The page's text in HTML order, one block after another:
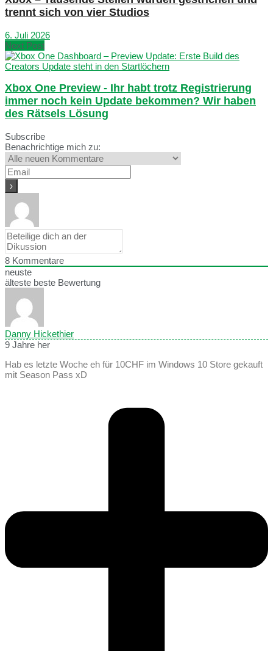
trennt sich von vier Studios
6. Juli 2026
Next Post
Xbox One Preview - Ihr habt trotz Registrierung
immer noch kein Update bekommen? Wir haben
des Rätsels Lösung
Subscribe
Benachrichtige mich zu:
8 Kommentare
neuste
älteste beste Bewertung
Danny Hickethier
9 Jahre her
Hab es letzte Woche eh für 10CHF im Windows 10 Store gekauft
mit Season Pass xD